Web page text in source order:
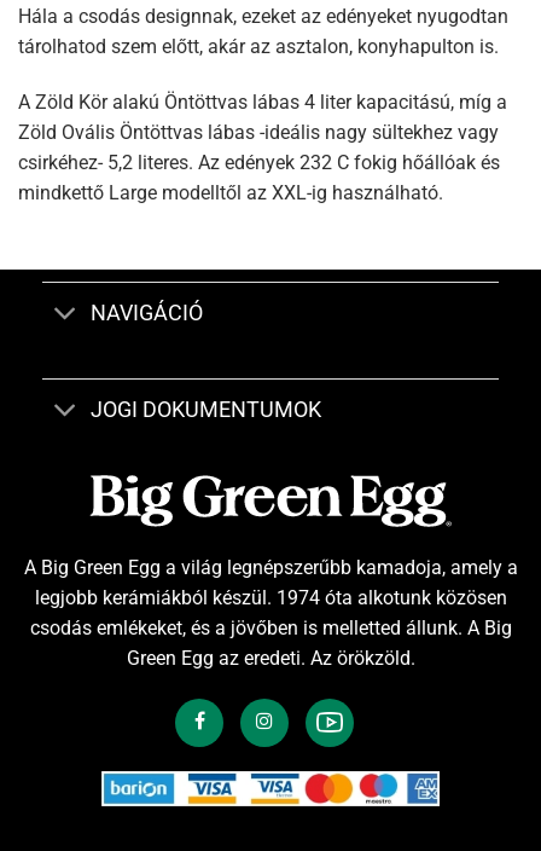
Hála a csodás designnak, ezeket az edényeket nyugodtan
tárolhatod szem előtt, akár az asztalon, konyhapulton is.
A Zöld Kör alakú Öntöttvas lábas 4 liter kapacitású, míg a
Zöld Ovális Öntöttvas lábas -ideális nagy sültekhez vagy
csirkéhez- 5,2 literes. Az edények 232 C fokig hőállóak és
mindkettő Large modelltől az XXL-ig használható.
NAVIGÁCIÓ
JOGI DOKUMENTUMOK
A Big Green Egg a világ legnépszerűbb kamadoja, amely a
legjobb kerámiákból készül. 1974 óta alkotunk közösen
csodás emlékeket, és a jövőben is melletted állunk. A Big
Green Egg az eredeti. Az örökzöld.